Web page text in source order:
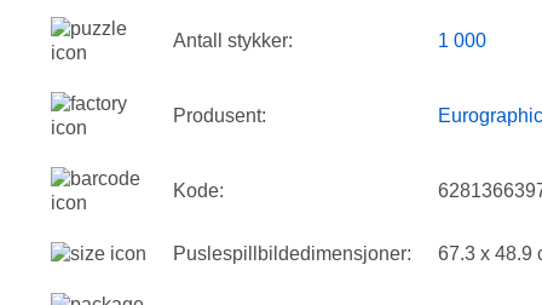
Antall stykker: 1 000
Produsent:
Kode:
Puslespillbildedimensjoner: 67.3 x 48.9